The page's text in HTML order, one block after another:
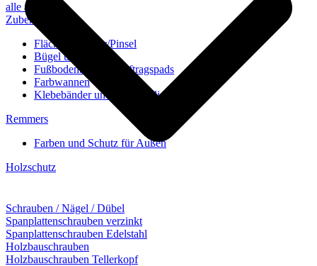
alle anzeigen
Zubehör
Flächenstreicher/Pinsel
Bügel und Rollen
Fußbodenbürsten/Auftragspads
Farbwannen
Klebebänder und Abdeckvlies
Remmers
Farben und Schutz für Außen
Holzschutz
Schrauben / Nägel / Dübel
Spanplattenschrauben verzinkt
Spanplattenschrauben Edelstahl
Holzbauschrauben
Holzbauschrauben Tellerkopf